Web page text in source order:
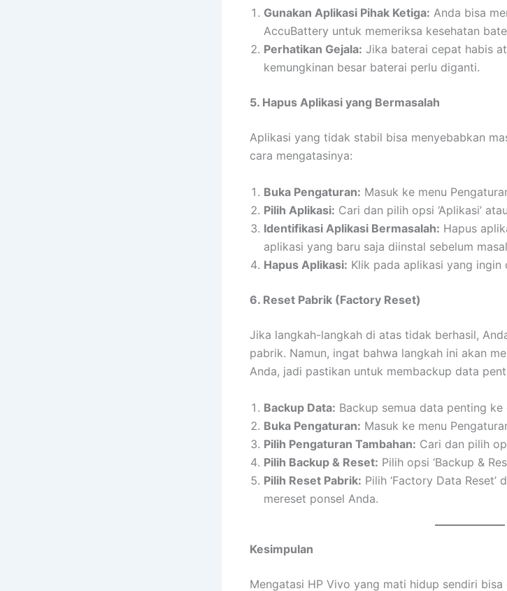
Gunakan Aplikasi Pihak Ketiga: Anda bisa
AccuBattery untuk memeriksa kesehatan
Perhatikan Gejala: Jika baterai cepat habis
kemungkinan besar baterai perlu diganti.
5. Hapus Aplikasi yang Bermasalah
Aplikasi yang tidak stabil bisa menyebabkan
cara mengatasinya:
Buka Pengaturan: Masuk ke menu
Pilih Aplikasi: Cari dan pilih opsi ‘Aplikasi’
Identifikasi Aplikasi Bermasalah: Hapus
aplikasi yang baru saja diinstal sebelum
Hapus Aplikasi: Klik pada aplikasi yang ingin
6. Reset Pabrik (Factory Reset)
Jika langkah-langkah di atas tidak berhasil,
pabrik. Namun, ingat bahwa langkah ini akan
Anda, jadi pastikan untuk membackup data
Backup Data: Backup semua data penting
Buka Pengaturan: Masuk ke menu
Pilih Pengaturan Tambahan: Cari dan pilih
Pilih Backup & Reset: Pilih opsi ‘Backup &
Pilih Reset Pabrik: Pilih ‘Factory Data
mereset ponsel Anda.
Kesimpulan
Mengatasi HP Vivo yang mati hidup sendiri